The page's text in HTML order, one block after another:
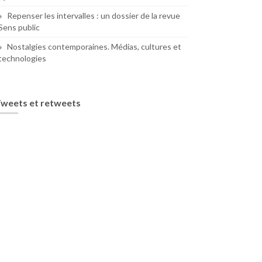
Repenser les intervalles : un dossier de la revue
public
Nostalgies contemporaines. Médias, cultures et
et retweets